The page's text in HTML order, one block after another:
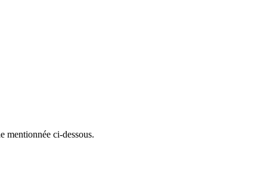
mentionnée ci-dessous.